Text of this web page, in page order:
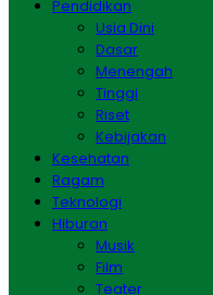
Pendidikan
Usia Dini
Dasar
Menengah
Tinggi
Riset
Kebijakan
Kesehatan
Ragam
Teknologi
Hiburan
Musik
Film
Teater